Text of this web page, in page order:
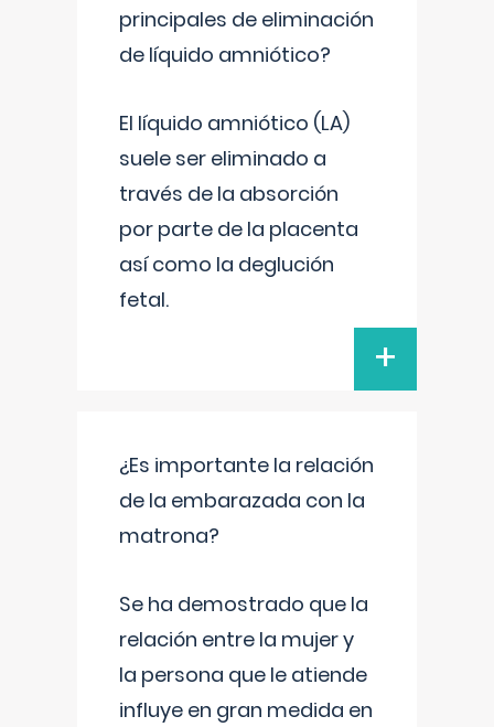
principales de eliminación
de líquido amniótico?
El líquido amniótico (LA)
suele ser eliminado a
través de la absorción
por parte de la placenta
así como la deglución
fetal.
+
¿Es importante la relación
de la embarazada con la
matrona?
Se ha demostrado que la
relación entre la mujer y
la persona que le atiende
influye en gran medida en